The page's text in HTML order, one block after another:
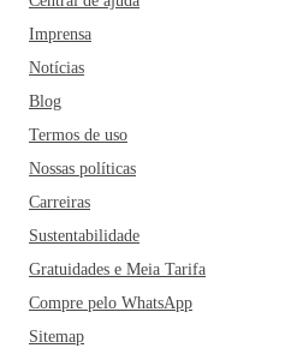
Imprensa
Notícias
Blog
Termos de uso
Nossas políticas
Carreiras
Sustentabilidade
Gratuidades e Meia Tarifa
Compre pelo WhatsApp
Sitemap